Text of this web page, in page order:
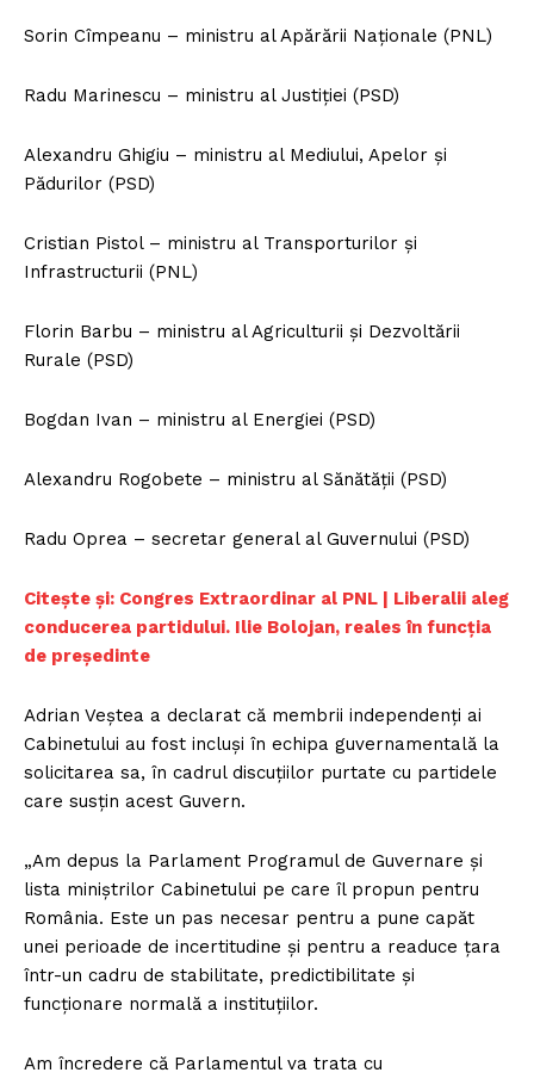
Sorin Cîmpeanu – ministru al Apărării Naționale (PNL)
Radu Marinescu – ministru al Justiției (PSD)
Alexandru Ghigiu – ministru al Mediului, Apelor și
Pădurilor (PSD)
Cristian Pistol – ministru al Transporturilor și
Infrastructurii (PNL)
Florin Barbu – ministru al Agriculturii și Dezvoltării
Rurale (PSD)
Bogdan Ivan – ministru al Energiei (PSD)
Alexandru Rogobete – ministru al Sănătăţii (PSD)
Radu Oprea – secretar general al Guvernului (PSD)
Citește și: Congres Extraordinar al PNL | Liberalii aleg
conducerea partidului. Ilie Bolojan, reales în funcția
de președinte
Adrian Veștea a declarat că membrii independenți ai
Cabinetului au fost incluși în echipa guvernamentală la
solicitarea sa, în cadrul discuțiilor purtate cu partidele
care susțin acest Guvern.
„Am depus la Parlament Programul de Guvernare și
lista miniștrilor Cabinetului pe care îl propun pentru
România. Este un pas necesar pentru a pune capăt
unei perioade de incertitudine și pentru a readuce țara
într-un cadru de stabilitate, predictibilitate și
funcționare normală a instituțiilor.
Am încredere că Parlamentul va trata cu